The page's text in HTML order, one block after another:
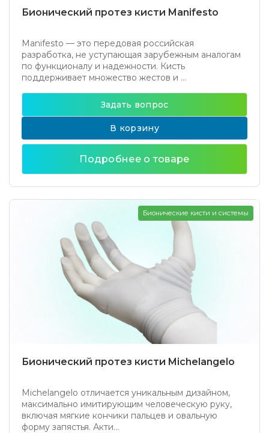
Бионический протез кисти Manifesto
Manifesto — это передовая российская
разработка, не уступающая зарубежным аналогам
по функционалу и надежности. Кисть
поддерживает множество жестов и ...
Задать вопрос
В корзину
Подробнее о товаре
Бионический протез кисти Michelangelo
Michelangelo отличается уникальным дизайном,
максимально имитирующим человеческую руку,
включая мягкие кончики пальцев и овальную
форму запястья. Акти...
Бионические кисти и системы